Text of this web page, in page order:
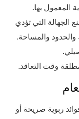
المعمول بها.
الجهالة التي تؤدي
والحدود والمساحة.
وقت التعاقد.
ربوية صريحة أو